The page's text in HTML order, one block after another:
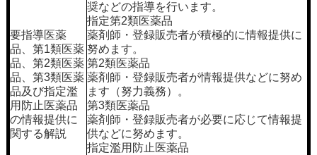
要指導医薬
品、第1類医薬
品、第2類医薬
品、第3類医薬
品及び指定濫
用防止医薬品
の情報提供に
関する解説
奨などの指導を行います。
指定第2類医薬品
薬剤師・登録販売者が積極的に情報提供に
努めます。
第2類医薬品
薬剤師・登録販売者が情報提供などに努め
ます（努力義務）。
第3類医薬品
薬剤師・登録販売者が必要に応じて情報提
供などに努めます。
指定濫用防止医薬品